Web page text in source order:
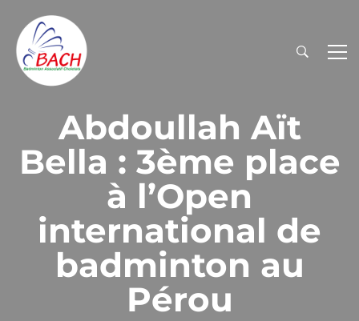
Abdoullah Aït
Bella : 3ème place
à l’Open
international de
badminton au
Pérou